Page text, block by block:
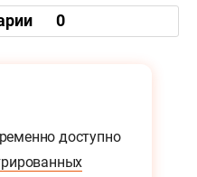
0
доступно